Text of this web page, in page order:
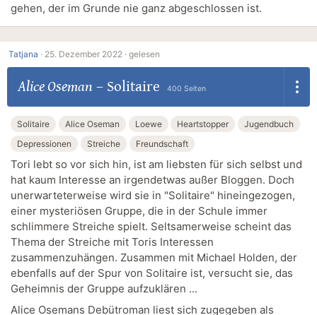
gehen, der im Grunde nie ganz abgeschlossen ist.
Tatjana · 25. Dezember 2022 · gelesen
Alice Oseman – Solitaire 400 Seiten
Solitaire Alice Oseman Loewe Heartstopper
Jugendbuch
Depressionen
Streiche Freundschaft
Tori lebt so vor sich hin, ist am liebsten für sich selbst und
hat kaum Interesse an irgendetwas außer Bloggen. Doch
unerwarteterweise wird sie in "Solitaire" hineingezogen,
einer mysteriösen Gruppe, die in der Schule immer
schlimmere Streiche spielt. Seltsamerweise scheint das
Thema der Streiche mit Toris Interessen
zusammenzuhängen. Zusammen mit Michael Holden, der
ebenfalls auf der Spur von Solitaire ist, versucht sie, das
Geheimnis der Gruppe aufzuklären ...
Alice Osemans Debütroman liest sich zugegeben als